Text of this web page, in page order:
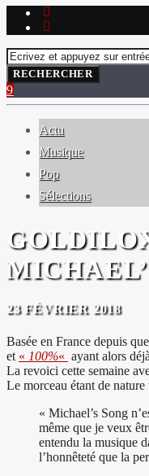
Actu
Musique
Pop
Sélections
23 FÉVRIER 2018
Basée en France depuis
et « 100%« ayant alors
La revoici cette semaine
Le morceau étant de
« Michael’s Song
même que je veux
entendu la musique
l’honnêteté que la